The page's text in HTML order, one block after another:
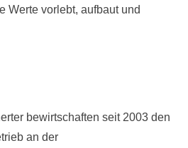
Werte vorlebt, aufbaut und
bewirtschaften seit 2003 den
an der